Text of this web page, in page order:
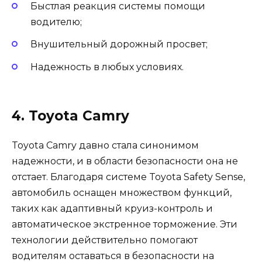
Быстлая реакция системы помощи
водителю;
Внушительный дорожный просвет;
Надежность в любых условиях.
4. Toyota Camry
Toyota Camry давно стала синонимом
надежности, и в области безопасности она не
отстает. Благодаря системе Toyota Safety Sense,
автомобиль оснащен множеством функций,
таких как адаптивный круиз-контроль и
автоматическое экстренное торможение. Эти
технологии действительно помогают
водителям оставаться в безопасности на